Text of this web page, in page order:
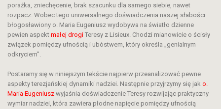
porażka, zniechęcenie, brak szacunku dla samego siebie, nawet
rozpacz. Wobec tego uniwersalnego doświadczenia naszej słabości
błogosławiony o. Maria Eugeniusz wydobywa na światło dzienne
pewien aspekt małej drogi Teresy z Lisieux. Chodzi mianowicie o ścisły
związek pomiędzy ufnością i ubóstwem, który określa „genialnym
odkryciem”.
Postaramy się w niniejszym tekście najpierw przeanalizować pewne
aspekty terezjańskiej dynamiki nadziei. Następnie przyjrzymy się jak o.
Maria Eugeniusz wyjaśnia doświadczenie Teresy rozwijając praktyczny
wymiar nadziei, która zawiera płodne napięcie pomiędzy ufnością